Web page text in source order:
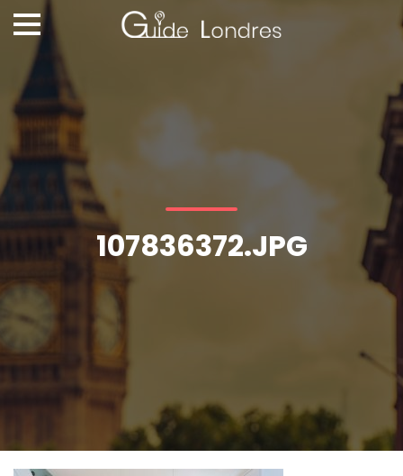
107836372.JPG